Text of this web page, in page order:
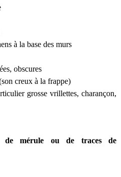
à la base des murs
obscures
creux à la frappe)
grosse vrillettes, charançon,
de mérule ou de traces de